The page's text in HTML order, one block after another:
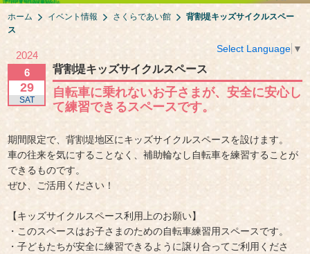
ホーム イベント情報 さくらであい館
背割堤キッズサイクルスペー
ス
Select Language ▼
2024
6
29
SAT
背割堤キッズサイクルスペース
自転車に乗れないお子さまが、安全に安心し
て練習できるスペースです。
期間限定で、背割堤地区にキッズサイクルスペースを設けます。
車の往来を気にすることなく、補助輪なし自転車を練習することが
できるものです。
ぜひ、ご活用ください！
【キッズサイクルスペース利用上のお願い】
・このスペースはお子さまのための自転車練習用スペースです。
・子どもたちが安全に練習できるように譲り合ってご利用くださ